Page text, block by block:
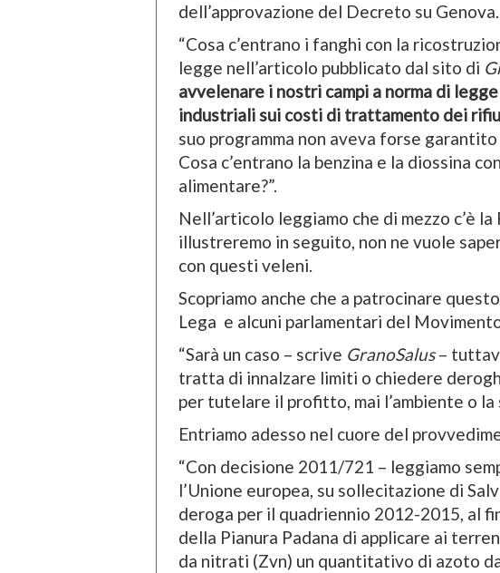
dell’approvazione del Decreto su Genova.
“Cosa c’entrano i fanghi con la
legge nell’articolo pubblicato dal sito di
avvelenare i nostri campi a norma di
industriali sui costi di trattamento dei
suo programma non aveva forse
Cosa c’entrano la benzina e la diossina
alimentare?”.
Nell’articolo leggiamo che di mezzo c’è
illustreremo in seguito, non ne vuole
con questi veleni.
Scopriamo anche che a patrocinare
Lega e alcuni parlamentari del
“Sarà un caso – scrive GranoSalus–
tratta di innalzare limiti o chiedere
per tutelare il profitto, mai l’ambiente o la
Entriamo adesso nel cuore del
“Con decisione 2011/721 – leggiamo
l’Unione europea, su sollecitazione di
deroga per il quadriennio 2012-2015, al
della Pianura Padana di applicare ai
da nitrati (Zvn) un quantitativo di azoto